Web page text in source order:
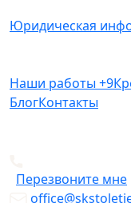
Юридическая
Наши работы +9
БлогКонтакты
Перезвоните мне